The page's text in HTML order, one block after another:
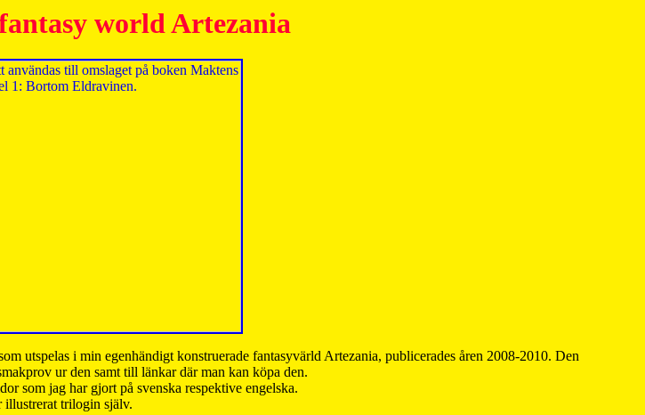
world Artezania
utspelas i min egenhändigt konstruerade fantasyvärld Artezania, publicerades åren 2008-2010. Den
ur den samt till länkar där man kan köpa den.
som jag har gjort på svenska respektive engelska.
illustrerat trilogin själv.